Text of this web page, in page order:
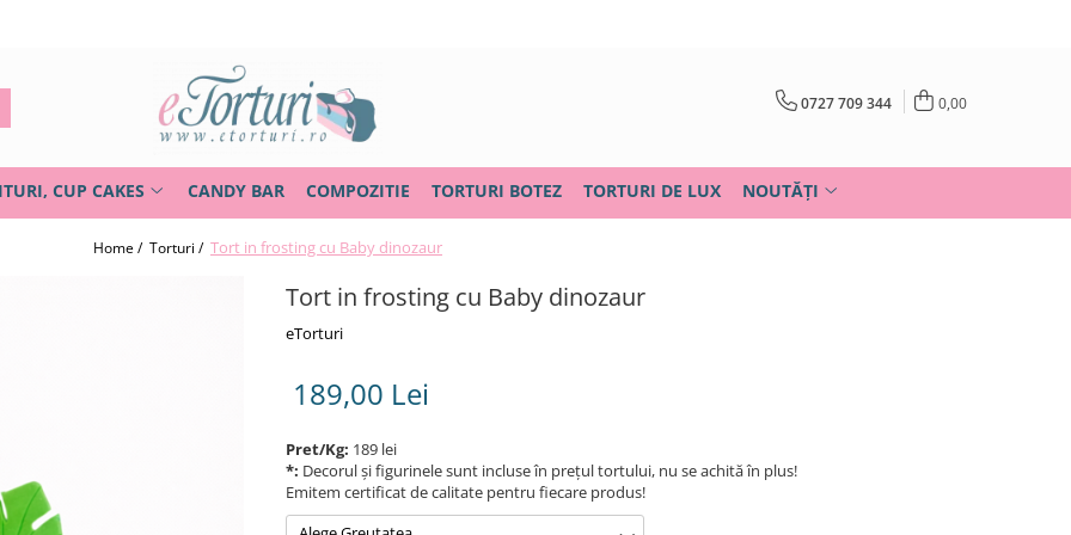
0727 709 344 0,00
CUP CAKES CANDY BAR COMPOZITIE TORTURI BOTEZ TORTURI DE LUX NOUTĂȚI
Home / Torturi / Tort in frosting cu Baby dinozaur
Tort in frosting cu Baby dinozaur
eTorturi
189,00 Lei
Pret/Kg: 189 lei
*: Decorul și figurinele sunt incluse în prețul tortului, nu se achită în plus!
Emitem certificat de calitate pentru fiecare produs!